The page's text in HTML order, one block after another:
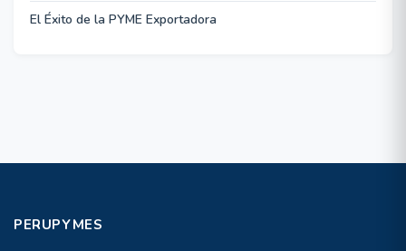
El Éxito de la PYME Exportadora
PERUPYMES